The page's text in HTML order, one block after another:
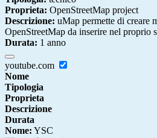
Proprieta: OpenStreetMap project
Descrizione: uMap permette di creare
OpenStreetMap da inserire nel proprio
Durata: 1 anno
youtube.com
Nome
Tipologia
Proprieta
Descrizione
Durata
Nome: YSC